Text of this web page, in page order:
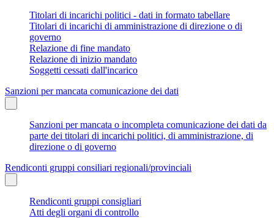
Titolari di incarichi politici - dati in formato tabellare
Titolari di incarichi di amministrazione di direzione o di
governo
Relazione di fine mandato
Relazione di inizio mandato
Soggetti cessati dall'incarico
Sanzioni per mancata comunicazione dei dati
Sanzioni per mancata o incompleta comunicazione dei dati da
parte dei titolari di incarichi politici, di amministrazione, di
direzione o di governo
Rendiconti gruppi consiliari regionali/provinciali
Rendiconti gruppi consigliari
Atti degli organi di controllo